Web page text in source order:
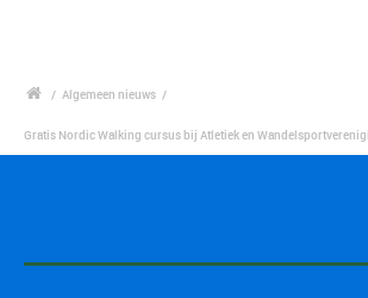
/ Algemeen nieuws /
Gratis Nordic Walking cursus bij Atletiek en